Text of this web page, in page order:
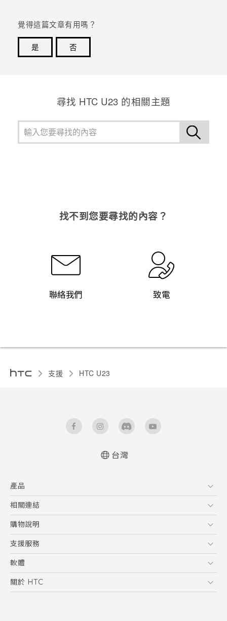
覺得這篇文章有用嗎？
是
否
尋找 HTC U23 的相關主題
找不到您要尋找的內容？
聯絡我們 致電
支援 HTC U23‎
User manual
台灣
產品
5G
智慧型手機
配件
相關連結
HTC Research
購物說明
購物須知
訂單管理
付款方式
支援服務
到府收送維修服務
服務中心資訊
客戶服務佈告欄
軟體
應用程式
關於 HTC